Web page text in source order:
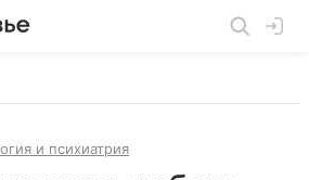
и психиатрия